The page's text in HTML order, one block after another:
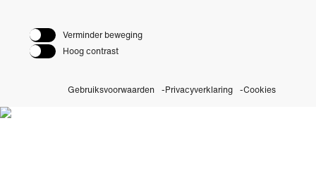
Verminder beweging
Hoog contrast
Gebruiksvoorwaarden Privacyverklaring Cookies